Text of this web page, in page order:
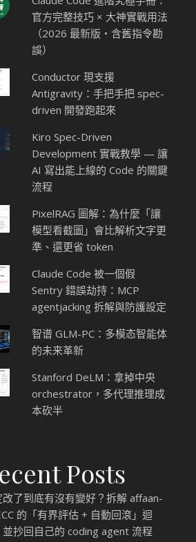
官方完整技巧 × 大神實戰用法
（2026 最新版・含舊指令勘
誤）
Conductor 現支援
Antigravity：手把手把 spec-
driven 開發跑起來
Kiro Spec-Driven
Development 實戰教學 — 讓
AI 寫出能上線的 Code 的關鍵
流程
PixelRAG 圖解：為什麼「讓
模型看截圖」會比解析文字更
準、還更省 token
Claude Code 被一個假
Sentry 錯誤劫持：MCP
agentjacking 拆解與防護設定
智谱 GLM-PC：多模态智能体
的未来革新
Stanford DeLM：拿掉中央
orchestrator，多代理推理成
本砍半
Posts
改了到底有沒有變好？拆解 affaan-
的「有界評估 + 自動回滾」迴
並抄回自己的 coding agent 流程